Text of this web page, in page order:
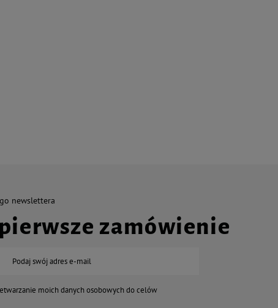
newslettera
zamówienie
Podaj swój adres e-mail
moich danych osobowych do celów